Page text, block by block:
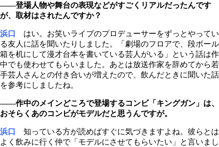
――登場人物や舞台の表現などがすごくリアルだったんです
が、取材はされたんですか？
浜口
はい。お笑いライブのプロデューサーをずっとやってい
る友人に話を聞いたりしました。「劇場のフロアで、段ボール
箱を机にして漫才台本を書いている芸人がいる」という話は作
中でも使わせてもらいました。あとは放送作家を辞めてから若
手芸人さんとの付き合いが増えたので、飲んだときに聞いた話
を参考にしましたね。
――作中のメインどころで登場するコンビ「キングガン」は、
おそらくあのコンビがモデルだと思うんですが。
浜口
知っている方が読めばすぐに気づきますよね。彼らとは
よく飲みに行く仲で「モデルにさせてもらいたい」と言いまし